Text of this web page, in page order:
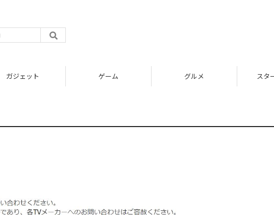
ガジェット ゲーム グルメ スタ